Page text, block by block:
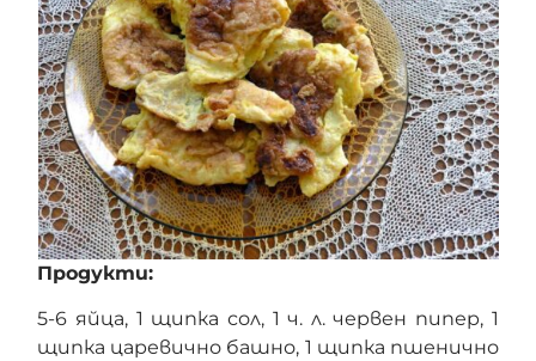
Продукти:
5-6 яйца, 1 щипка сол, 1 ч. л. червен пипер, 1
щипка царевично башно, 1 щипка пшенично